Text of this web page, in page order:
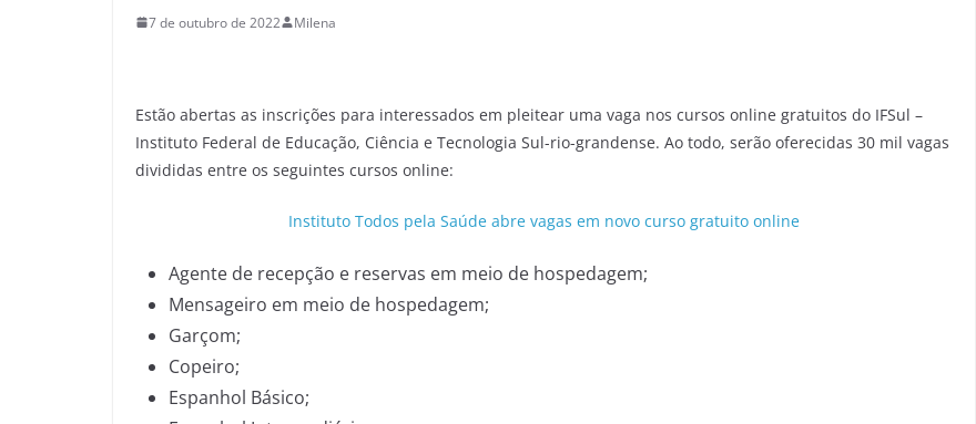
7 de outubro de 2022 Milena
Estão abertas as inscrições para interessados em pleitear uma vaga nos cursos online gratuitos do IFSul –
Instituto Federal de Educação, Ciência e Tecnologia Sul-rio-grandense. Ao todo, serão oferecidas 30 mil vagas
divididas entre os seguintes cursos online:
Instituto Todos pela Saúde abre vagas em novo curso gratuito online
Agente de recepção e reservas em meio de hospedagem;
Mensageiro em meio de hospedagem;
Garçom;
Copeiro;
Espanhol Básico;